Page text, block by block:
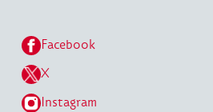
Facebook
X
Instagram